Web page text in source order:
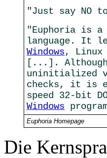
"Just say NO
"Euphoria is a
language. It
Windows, Linux
[...]. Although
uninitialized
checks, it is
speed 32-bit
Windows
Euphoria Homepage
Die